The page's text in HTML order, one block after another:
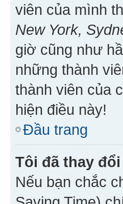
viên của mình
New York,
giờ cũng như
những thành
thành viên của
hiện điều này!
Đầu trang
Tôi đã thay
Nếu bạn chắc